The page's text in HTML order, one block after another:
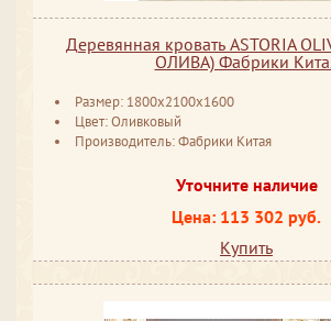
Деревянная кровать ASTORIA
ОЛИВА) Фабрики
Размер: 1800x2100x1600
Цвет: Оливковый
Производитель: Фабрики Китая
Уточните наличие
Цена: 113 302 руб.
Купить